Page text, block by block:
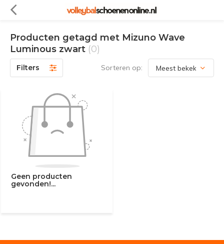
Producten getagd met Mizuno Wave
Luminous zwart (0)
Filters Sorteren op:
Geen producten
gevonden!...